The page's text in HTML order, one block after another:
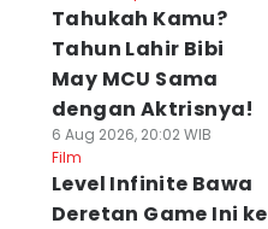
Tahukah Kamu?
Tahun Lahir Bibi
May MCU Sama
dengan Aktrisnya!
6 Aug 2026, 20:02 WIB
Film
Level Infinite Bawa
Deretan Game Ini ke